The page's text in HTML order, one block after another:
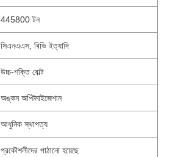
445800 টন
সিএনএএস, বিভি ইত্যাদি
উচ্চ-শক্তি বোল্ট
অঙ্কন অপ্টিমাইজেশান
আধুনিক স্থাপত্য
প্রকৌশলীদের পাঠানো হয়েছে